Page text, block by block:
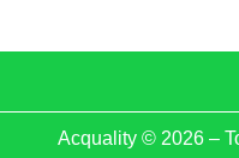
Acquality © 2026 –